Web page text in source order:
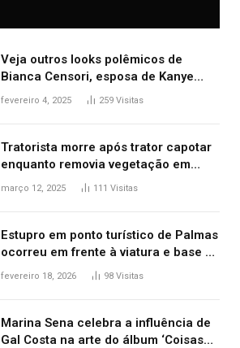
Veja outros looks polêmicos de
Bianca Censori, esposa de Kanye
West que apareceu nua no Grammy
fevereiro 4, 2025 259 Visitas
Tratorista morre após trator capotar
enquanto removia vegetação em
ribanceira de rodovia
março 12, 2025 111 Visitas
Estupro em ponto turístico de Palmas
ocorreu em frente à viatura e base de
segurança; polícia investiga
fevereiro 18, 2026 98 Visitas
Marina Sena celebra a influência de
Gal Costa na arte do álbum ‘Coisas